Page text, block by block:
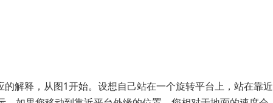
解释，从图1开始。设想自己站在一个旋转平台上，站在靠近